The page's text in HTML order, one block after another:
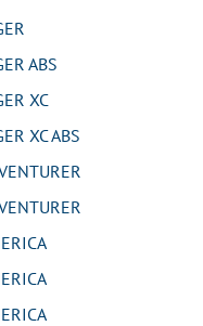
ABS
XC
XC ABS